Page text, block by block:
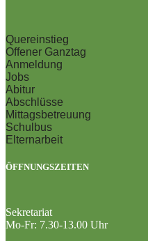
Quereinstieg
Offener Ganztag
Anmeldung
Jobs
Abitur
Abschlüsse
Mittagsbetreuung
Schulbus
Elternarbeit
ÖFFNUNGSZEITEN
Sekretariat
Mo-Fr: 7.30-13.00 Uhr